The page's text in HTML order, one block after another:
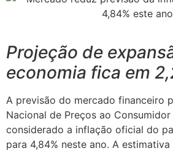
Projeção de
economia fica em
A previsão do mercado financeiro
Nacional de Preços ao
considerado a inflação oficial do
para 4,84% neste ano. A